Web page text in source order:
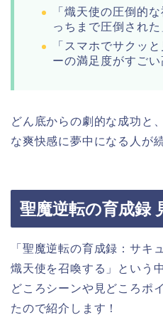
「熾天使の圧倒的
っちまで圧倒された
「スマホでサクッ
ーの満足度がすごい
どん底からの劇的な成功と
な爽快感に夢中になる人が
聖魔逆転の育成録
「聖魔逆転の育成録：サキ
熾天使を召喚する」という
どころシーンや見どころポ
たので紹介します！